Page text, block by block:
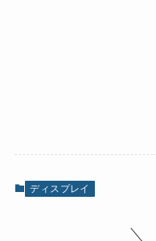
ディスプレイ